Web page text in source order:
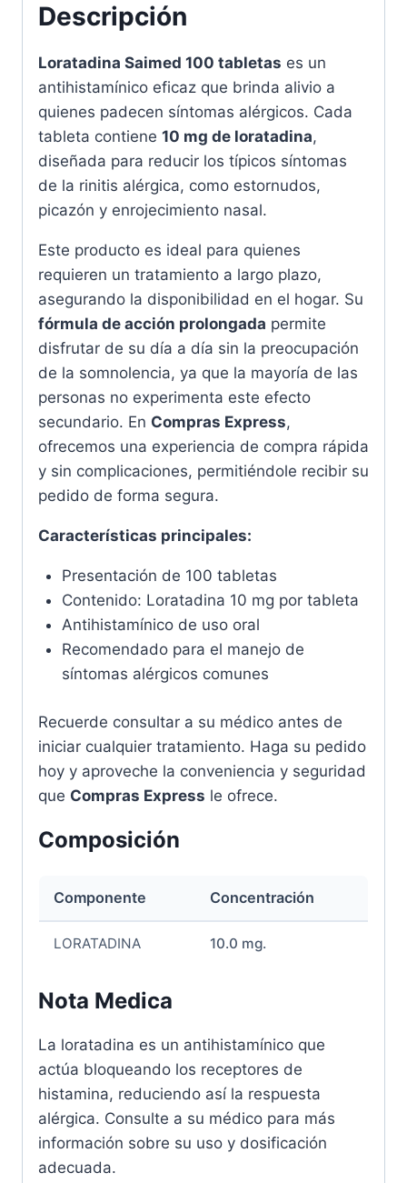
Descripción
Loratadina Saimed 100 tabletas es un
antihistamínico eficaz que brinda alivio a
quienes padecen síntomas alérgicos. Cada
tableta contiene 10 mg de loratadina,
diseñada para reducir los típicos síntomas
de la rinitis alérgica, como estornudos,
picazón y enrojecimiento nasal.
Este producto es ideal para quienes
requieren un tratamiento a largo plazo,
asegurando la disponibilidad en el hogar. Su
fórmula de acción prolongada permite
disfrutar de su día a día sin la preocupación
de la somnolencia, ya que la mayoría de las
personas no experimenta este efecto
secundario. En Compras Express,
ofrecemos una experiencia de compra rápida
y sin complicaciones, permitiéndole recibir su
pedido de forma segura.
Características principales:
Presentación de 100 tabletas
Contenido: Loratadina 10 mg por tableta
Antihistamínico de uso oral
Recomendado para el manejo de
síntomas alérgicos comunes
Recuerde consultar a su médico antes de
iniciar cualquier tratamiento. Haga su pedido
hoy y aproveche la conveniencia y seguridad
que Compras Express le ofrece.
Composición
Componente Concentración
LORATADINA 10.0 mg.
Nota Medica
La loratadina es un antihistamínico que
actúa bloqueando los receptores de
histamina, reduciendo así la respuesta
alérgica. Consulte a su médico para más
información sobre su uso y dosificación
adecuada.